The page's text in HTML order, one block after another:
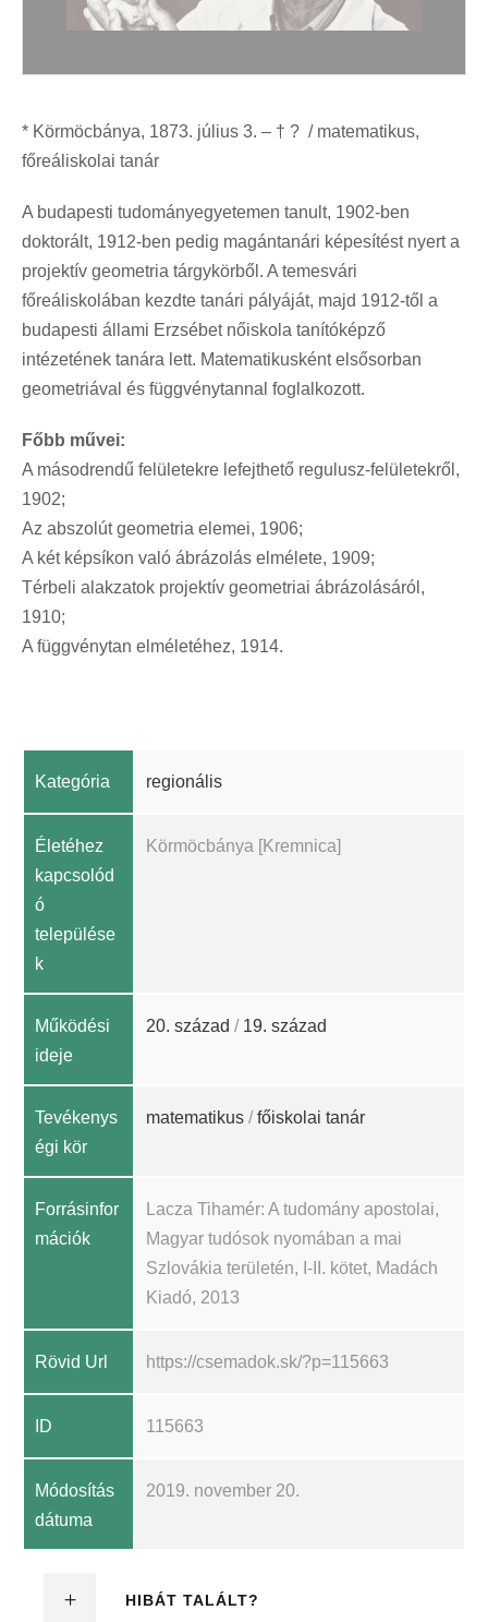
* Körmöcbánya, 1873. július 3. – † ? / matematikus,
főreáliskolai tanár
A budapesti tudományegyetemen tanult, 1902-ben
doktorált, 1912-ben pedig magántanári képesítést nyert a
projektív geometria tárgykörből. A temesvári
főreáliskolában kezdte tanári pályáját, majd 1912-től a
budapesti állami Erzsébet nőiskola tanítóképző
intézetének tanára lett. Matematikusként elsősorban
geometriával és függvénytannal foglalkozott.
Főbb művei:
A másodrendű felületekre lefejthető regulusz-felületekről,
1902;
Az abszolút geometria elemei, 1906;
A két képsíkon való ábrázolás elmélete, 1909;
Térbeli alakzatok projektív geometriai ábrázolásáról,
1910;
A függvénytan elméletéhez, 1914.
Kategória regionális
Életéhez
kapcsolód
ó
települése
k
Körmöcbánya [Kremnica]
Működési
ideje
20. század / 19. század
Tevékenys
égi kör
matematikus /főiskolai tanár
Forrásinfor
mációk
Lacza Tihamér: A tudomány apostolai,
Magyar tudósok nyomában a mai
Szlovákia területén, I-II. kötet, Madách
Kiadó, 2013
Rövid Url https://csemadok.sk/?p=115663
ID 115663
Módosítás
dátuma
2019. november 20.
HIBÁT TALÁLT?